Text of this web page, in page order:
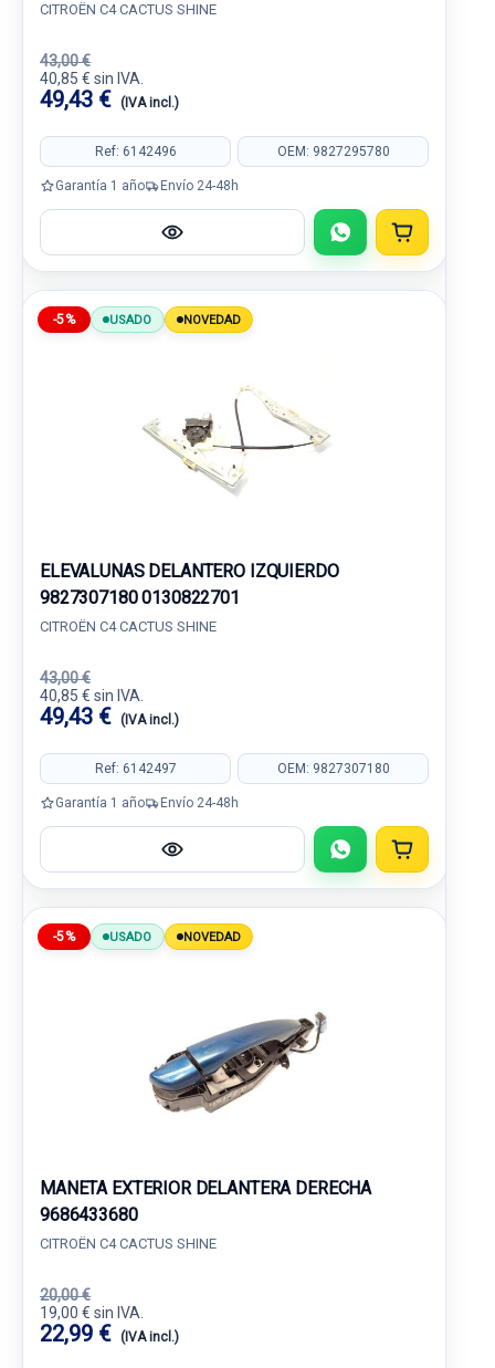
CITROËN C4 CACTUS SHINE
43,00 €
40,85 € sin IVA.
49,43 € (IVA incl.)
Ref: 6142496 OEM: 9827295780
Garantía 1 año Envío 24-48h
-5% USADO NOVEDAD
ELEVALUNAS DELANTERO IZQUIERDO
9827307180 0130822701
CITROËN C4 CACTUS SHINE
43,00 €
40,85 € sin IVA.
49,43 € (IVA incl.)
Ref: 6142497 OEM: 9827307180
Garantía 1 año Envío 24-48h
-5% USADO NOVEDAD
MANETA EXTERIOR DELANTERA DERECHA
9686433680
CITROËN C4 CACTUS SHINE
20,00 €
19,00 € sin IVA.
22,99 € (IVA incl.)